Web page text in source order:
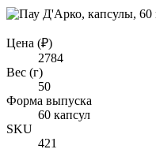
Цена (₽)
2784
Вес (г)
50
Форма выпуска
60 капсул
SKU
421